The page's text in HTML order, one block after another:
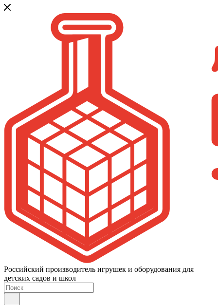
Российский производитель игрушек и оборудования для
детских садов и школ